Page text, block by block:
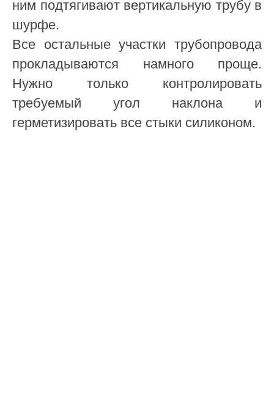
ним подтягивают вертикальную трубу в
шурфе.
Все остальные участки трубопровода
прокладываются намного проще.
Нужно только контролировать
требуемый угол наклона и
герметизировать все стыки силиконом.